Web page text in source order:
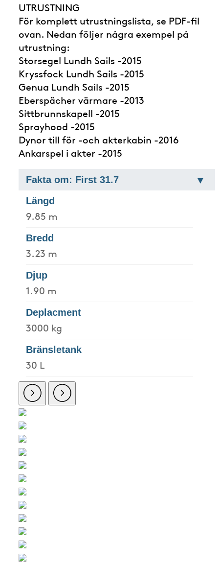
UTRUSTNING
För komplett utrustningslista, se PDF-fil
ovan. Nedan följer några exempel på
utrustning:
Storsegel Lundh Sails -2015
Kryssfock Lundh Sails -2015
Genua Lundh Sails -2015
Eberspächer värmare -2013
Sittbrunnskapell -2015
Sprayhood -2015
Dynor till för -och akterkabin -2016
Ankarspel i akter -2015
Fakta om: First 31.7
Längd
9.85 m
Bredd
3.23 m
Djup
1.90 m
Deplacment
3000 kg
Bränsletank
30 L